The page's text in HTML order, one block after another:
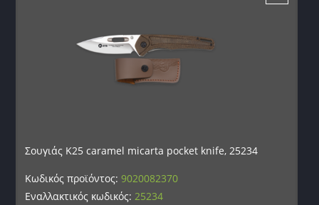
Σουγιάς K25 caramel micarta pocket knife, 25234
Κωδικός προϊόντος:9020082370
Εναλλακτικός κωδικός:25234